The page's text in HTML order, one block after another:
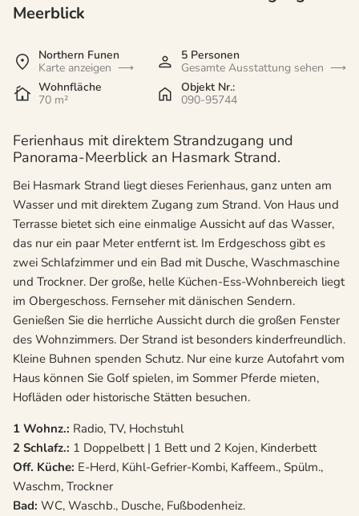
Meerblick
Northern Funen
Karte anzeigen
5 Personen
Gesamte Ausstattung sehen
Wohnfläche
70 m²
Objekt Nr.:
090-95744
Ferienhaus mit direktem Strandzugang und
Panorama-Meerblick an Hasmark Strand.
Bei Hasmark Strand liegt dieses Ferienhaus, ganz unten am
Wasser und mit direktem Zugang zum Strand. Von Haus und
Terrasse bietet sich eine einmalige Aussicht auf das Wasser,
das nur ein paar Meter entfernt ist. Im Erdgeschoss gibt es
zwei Schlafzimmer und ein Bad mit Dusche, Waschmaschine
und Trockner. Der große, helle Küchen-Ess-Wohnbereich liegt
im Obergeschoss. Fernseher mit dänischen Sendern.
Genießen Sie die herrliche Aussicht durch die großen Fenster
des Wohnzimmers. Der Strand ist besonders kinderfreundlich.
Kleine Buhnen spenden Schutz. Nur eine kurze Autofahrt vom
Haus können Sie Golf spielen, im Sommer Pferde mieten,
Hofläden oder historische Stätten besuchen.
1 Wohnz.: Radio, TV, Hochstuhl
2 Schlafz.: 1 Doppelbett | 1 Bett und 2 Kojen, Kinderbett
Off. Küche: E-Herd, Kühl-Gefrier-Kombi, Kaffeem., Spülm.,
Waschm, Trockner
Bad: WC, Waschb., Dusche, Fußbodenheiz.